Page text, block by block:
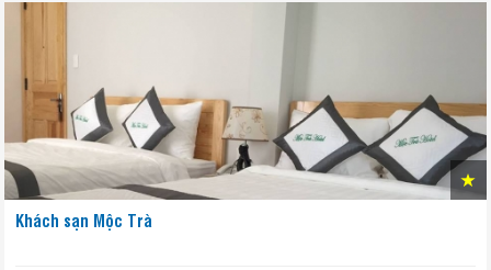
Khách sạn Mộc Trà